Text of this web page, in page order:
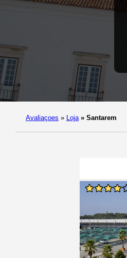
Avaliaçoes » Loja » Santarem